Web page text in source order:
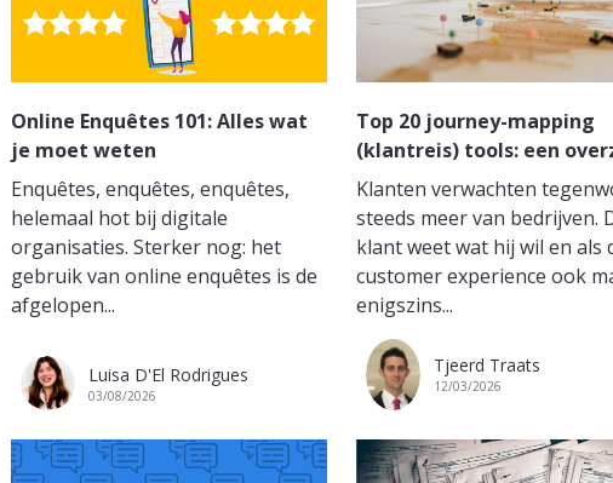
Online Enquêtes 101: Alles wat
je moet weten
Enquêtes, enquêtes, enquêtes,
helemaal hot bij digitale
organisaties. Sterker nog: het
gebruik van online enquêtes is de
afgelopen...
Luisa D'El Rodrigues
03/08/2026
Top 20 journey-mapping
(klantreis) tools: een
Klanten verwachten
steeds meer van bedrijven.
klant weet wat hij wil en als
customer experience ook
enigszins...
Tjeerd Traats
12/03/2026